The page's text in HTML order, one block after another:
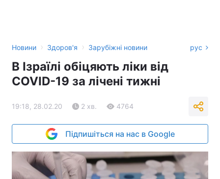
Новини › Здоров'я › Зарубіжні новини рус
В Ізраїлі обіцяють ліки від
COVID-19 за лічені тижні
19:18, 28.02.20 2 хв. 4764
Підпишіться на нас в Google